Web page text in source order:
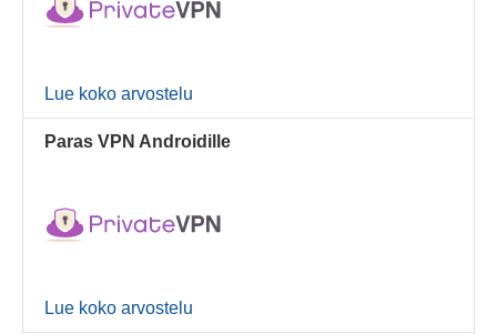
Lue koko arvostelu
Paras VPN Androidille
Lue koko arvostelu